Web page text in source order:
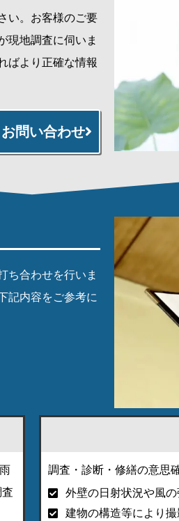
い。お客様のご要
現地調査に伺いま
ばより正確な情報
お問い合わせ
ち合わせを行いま
記内容をご参考に
調査・診断・修繕の意思
外壁の日射状況や風
建物の構造等により